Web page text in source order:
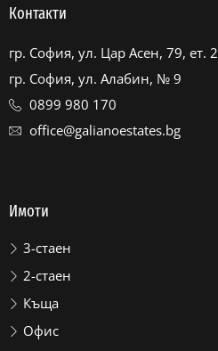
Контакти
гр. София, ул. Цар Асен, 79, ет. 2
гр. София, ул. Алабин, № 9
0899 980 170
office@galianoestates.bg
Имоти
3-стаен
2-стаен
Къща
Офис